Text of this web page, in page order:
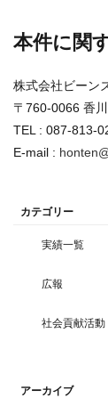
本件に関
株式会社ビーン
〒760-0066 香
TEL : 087-813-
E-mail :
カテゴリー
実績一覧
広報
社会貢献活動
アーカイブ